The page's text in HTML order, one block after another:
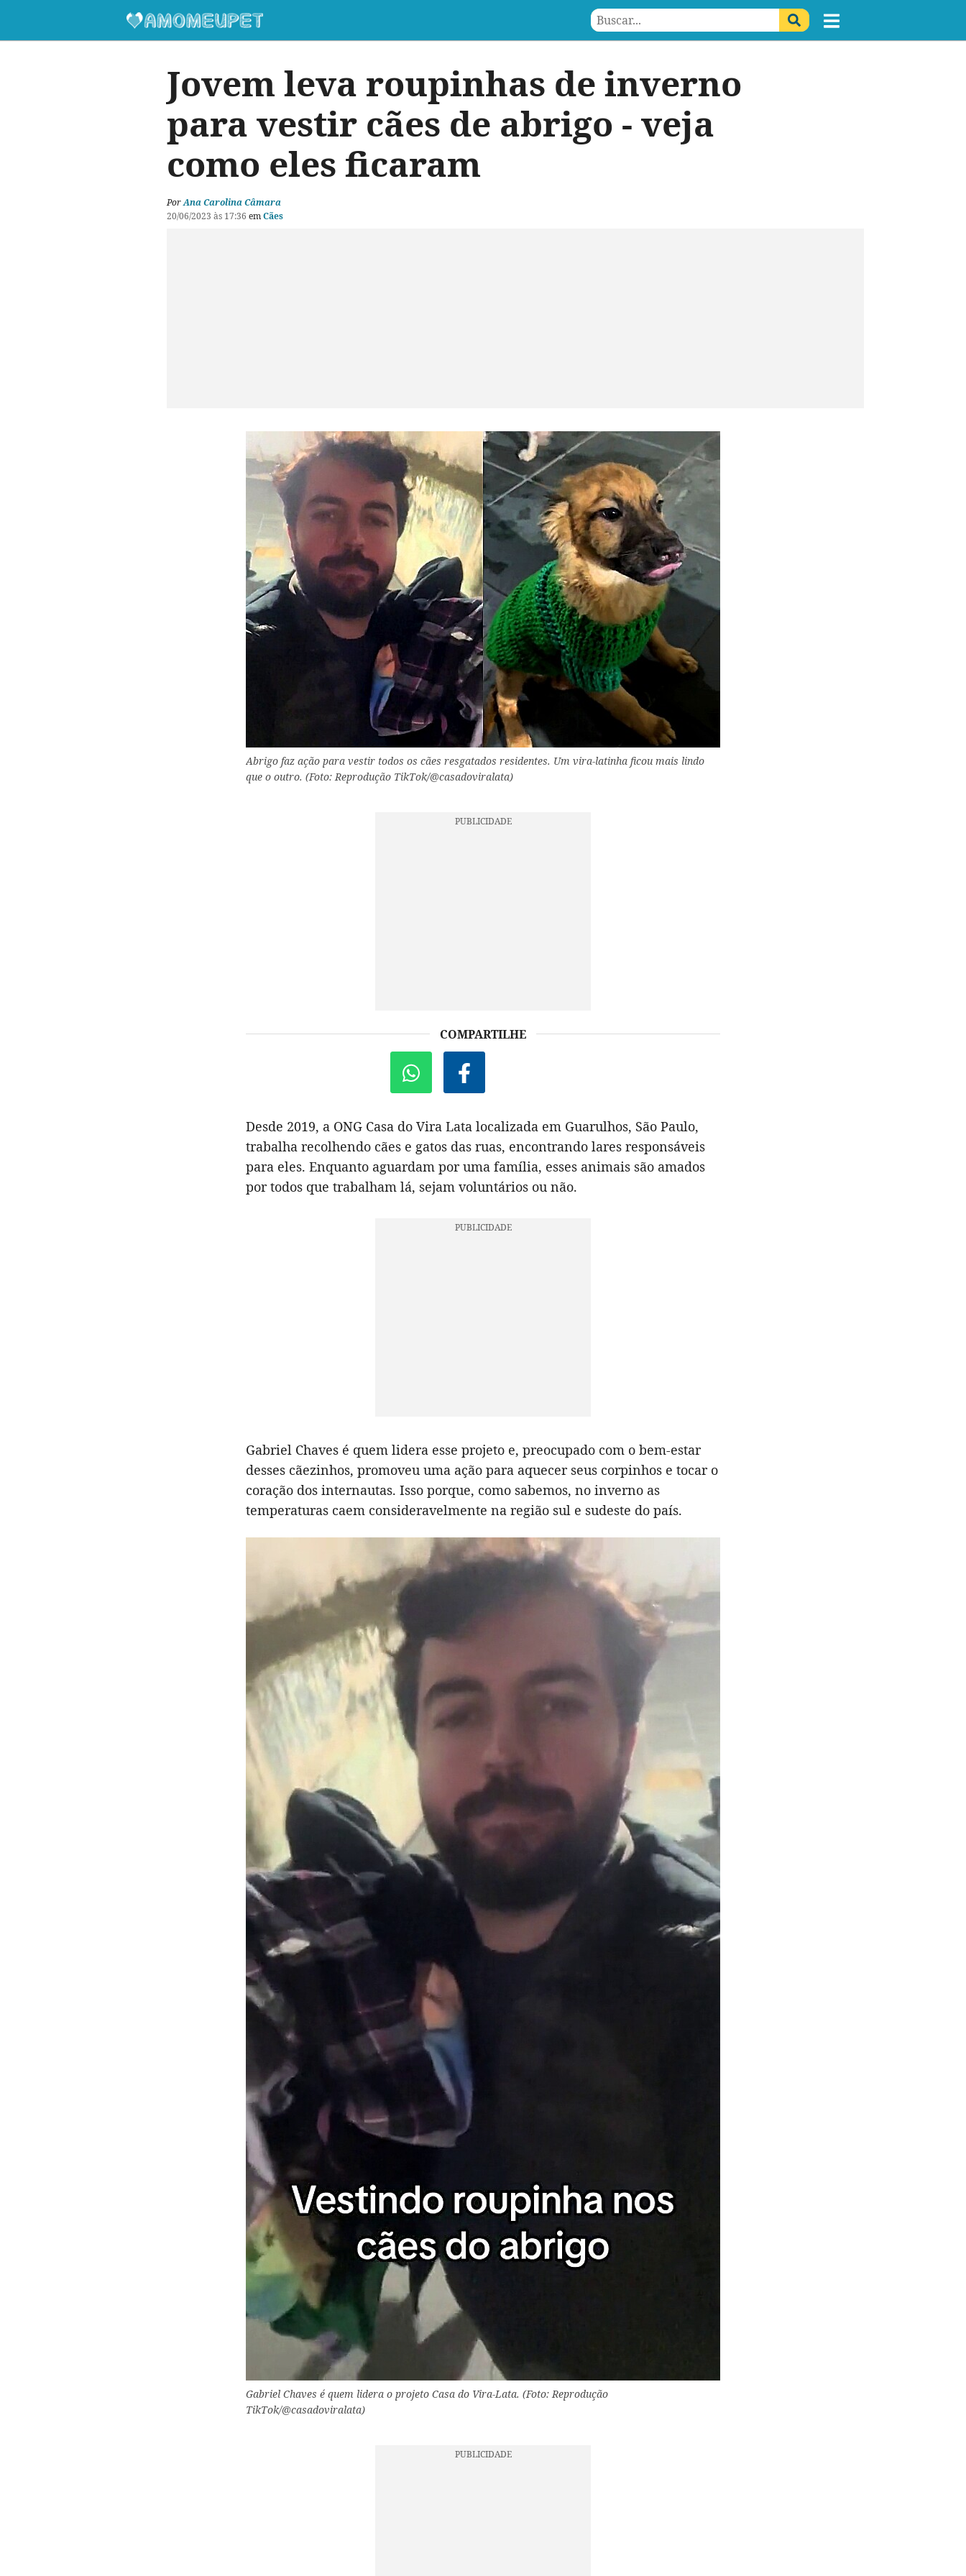
Jovem leva roupinhas de inverno
para vestir cães de abrigo - veja
como eles ficaram
PorAna Carolina Câmara
20/06/2023 às 17:36 emCães
Abrigo faz ação para vestir todos os cães resgatados residentes. Um vira-latinha ficou mais lindo
que o outro. (Foto: Reprodução TikTok/@casadoviralata)
COMPARTILHE
Desde 2019, a ONG Casa do Vira Lata localizada em Guarulhos, São Paulo,
trabalha recolhendo cães e gatos das ruas, encontrando lares responsáveis
para eles. Enquanto aguardam por uma família, esses animais são amados
por todos que trabalham lá, sejam voluntários ou não.
Gabriel Chaves é quem lidera esse projeto e, preocupado com o bem-estar
desses cãezinhos, promoveu uma ação para aquecer seus corpinhos e tocar o
coração dos internautas. Isso porque, como sabemos, no inverno as
temperaturas caem consideravelmente na região sul e sudeste do país.
Gabriel Chaves é quem lidera o projeto Casa do Vira-Lata. (Foto: Reprodução
TikTok/@casadoviralata)